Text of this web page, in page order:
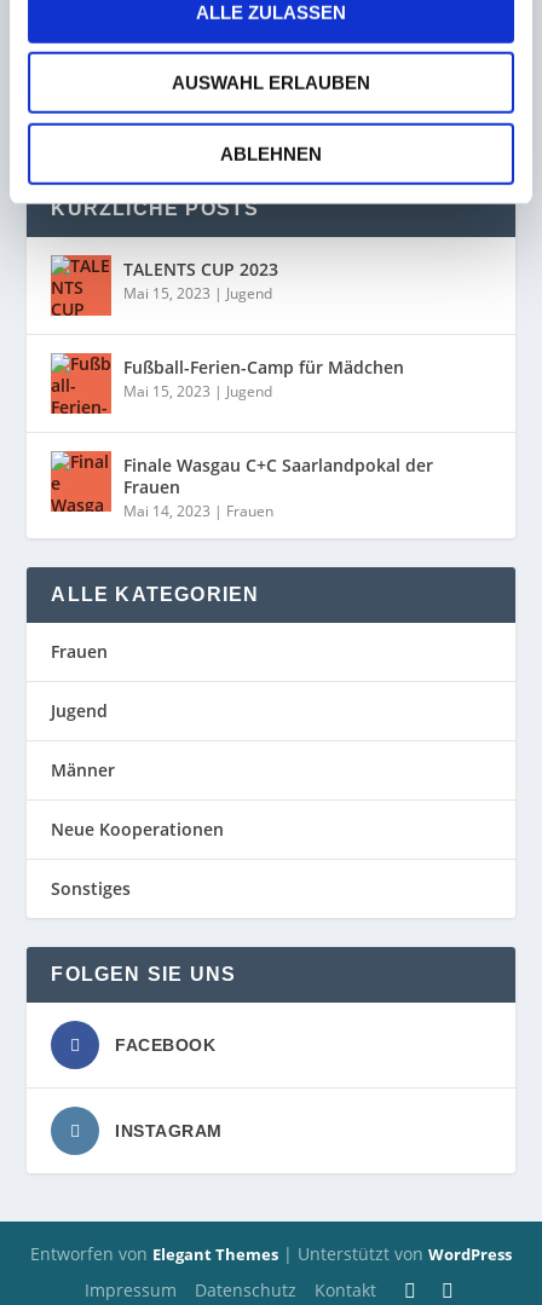
ALLE ZULASSEN
AUSWAHL ERLAUBEN
ABLEHNEN
KÜRZLICHE POSTS
TALENTS CUP 2023
Mai 15, 2023 | Jugend
Fußball-Ferien-Camp für Mädchen
Mai 15, 2023 | Jugend
Finale Wasgau C+C Saarlandpokal der
Frauen
Mai 14, 2023 | Frauen
ALLE KATEGORIEN
Frauen
Jugend
Männer
Neue Kooperationen
Sonstiges
FOLGEN SIE UNS
FACEBOOK
INSTAGRAM
Entworfen von Elegant Themes | Unterstützt von WordPress
Impressum Datenschutz Kontakt